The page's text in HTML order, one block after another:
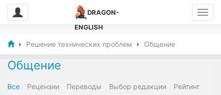
DRAGON-
ENGLISH
Решение технических проблем Общение
Общение
Все Рецензии Переводы Выбор редакции Рейтинг